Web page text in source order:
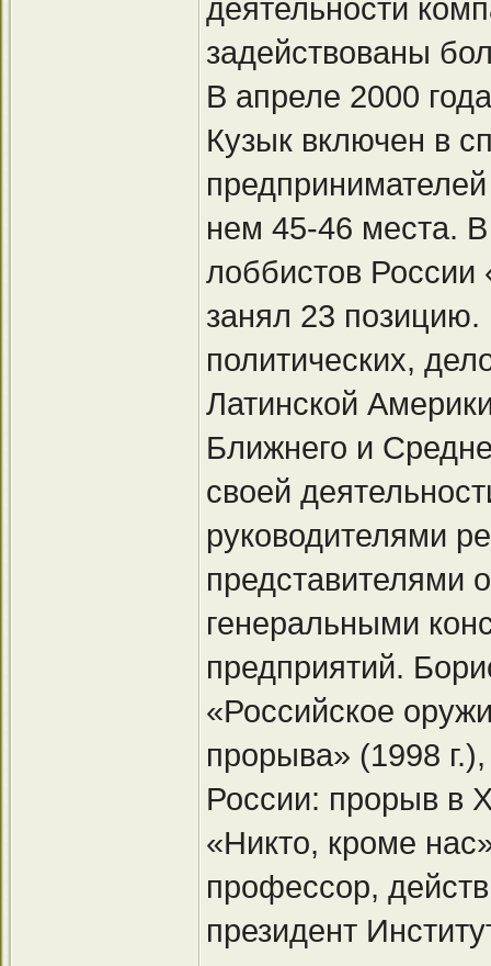
деятельности
задействованы
В апреле 2000
Кузык включен в
нем 45-46 места.
лоббистов России
занял 23 позицию.
политических,
Латинской
Ближнего и
своей
руководителями
представителями
генеральными
предприятий.
«Российское
прорыва» (1998
России: прорыв в
«Никто, кроме
профессор,
президент